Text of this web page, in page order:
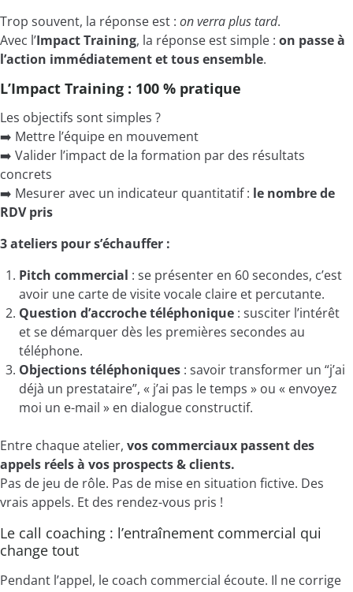
Trop souvent, la réponse est : on verra plus tard.
Avec l’Impact Training, la réponse est simple : on passe à
l’action immédiatement et tous ensemble.
L’Impact Training : 100 % pratique
Les objectifs sont simples ?
➡️ Mettre l’équipe en mouvement
➡️ Valider l’impact de la formation par des résultats
concrets
➡️ Mesurer avec un indicateur quantitatif : le nombre de
RDV pris
3 ateliers pour s’échauffer :
Pitch commercial : se présenter en 60 secondes, c’est
avoir une carte de visite vocale claire et percutante.
Question d’accroche téléphonique : susciter l’intérêt
et se démarquer dès les premières secondes au
téléphone.
Objections téléphoniques : savoir transformer un “j’ai
déjà un prestataire”, « j’ai pas le temps » ou « envoyez
moi un e-mail » en dialogue constructif.
Entre chaque atelier, vos commerciaux passent des
appels réels à vos prospects & clients.
Pas de jeu de rôle. Pas de mise en situation fictive. Des
vrais appels. Et des rendez-vous pris !
Le call coaching : l’entraînement commercial qui
change tout
Pendant l’appel, le coach commercial écoute. Il ne corrige